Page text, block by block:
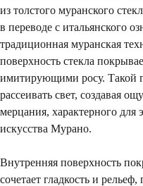
из толстого муранского
в переводе с итальянского
традиционная муранская
поверхность стекла
имитирующими росу. Такой
рассеивать свет, создавая
мерцания, характерного для
искусства Мурано.
Внутренняя поверхность
сочетает гладкость и